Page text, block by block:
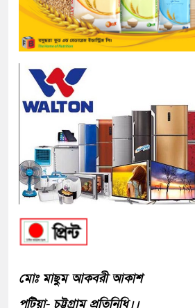
মোঃ মাছুম আকবরী আকাশ
পটিয়া- চট্টগ্রাম প্রতিনিধি।।